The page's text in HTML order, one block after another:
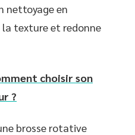
nettoyage en
texture et redonne
choisir son
?
brosse rotative